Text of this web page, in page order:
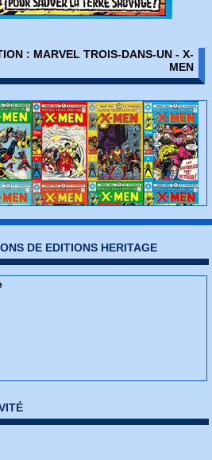
: MARVEL TROIS-DANS-UN - X-
MEN
DE EDITIONS HERITAGE
du spiritisme